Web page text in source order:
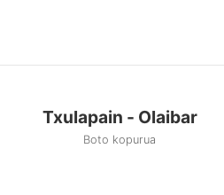
Txulapain - Olaibar
Boto kopurua